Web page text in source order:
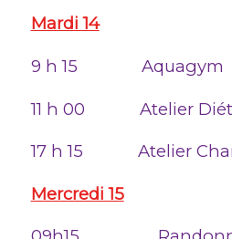
Mardi 14
9 h 15 Aquagym
11 h 00 Atelier
17 h 15 Atelier
Mercredi 15